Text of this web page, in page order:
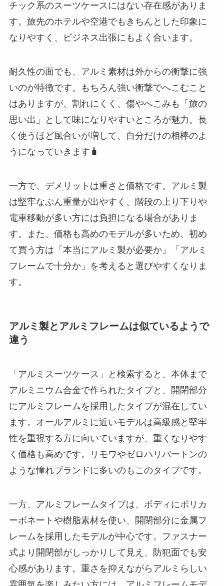
チック系のスーツケースにはない存在感がありま
す。旅先のホテルや空港でもきちんとした印象に
なりやすく、ビジネス出張にもよく合います。
耐久性の面でも、アルミ素材は外からの衝撃に強
いのが特徴です。もちろん強い衝撃でへこむこと
はありますが、割れにくく、傷やへこみも「旅の
思い出」として味になりやすいところが魅力。長
く使うほど風合いが増して、自分だけの相棒のよ
うになっていきます🧳
一方で、デメリットは重さと価格です。アルミ製
は堅牢なぶん重量が出やすく、階段の上り下りや
電車移動が多い方には負担になる場合がありま
す。また、価格も高めのモデルが多いため、初め
て買う方は「本当にアルミ製が必要か」「アルミ
フレームで十分か」を考えると選びやすくなりま
す。
アルミ製とアルミフレームは似ているようで
違う
「アルミスーツケース」と検索すると、本体まで
アルミニウム合金で作られたタイプと、開閉部分
にアルミフレームを採用したタイプが混在してい
ます。オールアルミに近いモデルは高級感と堅牢
性を重視する方に向いていますが、重くなりやす
く価格も高めです。リモワやゼロハリバートンの
ような憧れブランドに多いのもこのタイプです。
一方、アルミフレームタイプは、ボディにポリカ
ーボネートや樹脂素材を使い、開閉部分に金属フ
レームを採用したモデルが中心です。ファスナー
式より開閉部がしっかりして見え、防犯面でも安
心感があります。重さを抑えながらアルミらしい